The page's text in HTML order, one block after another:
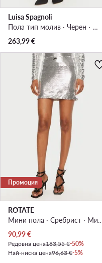
Luisa Spagnoli
Пола тип молив · Черен · Миди
263,99€
Промоция
ROTATE
Мини пола ·
Актуална цена
90,99€
Редовна цена183,55 €-50%
Най-ниска цена96,63 €-5%